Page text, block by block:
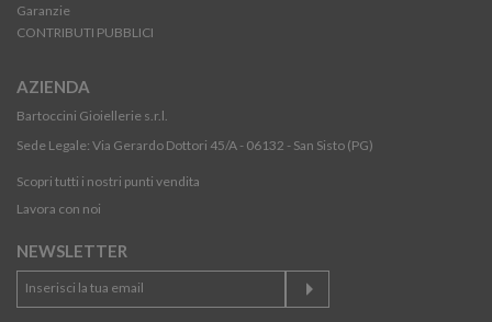
Garanzie
CONTRIBUTI PUBBLICI
AZIENDA
Bartoccini Gioiellerie s.r.l.
Sede Legale: Via Gerardo Dottori 45/A - 06132 - San Sisto (PG)
Scopri tutti i nostri punti vendita
Lavora con noi
NEWSLETTER